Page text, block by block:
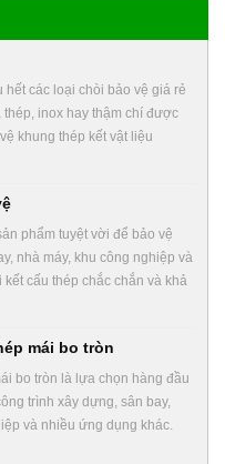
các loại chòi bảo vệ giá rẻ
inox hay thậm chí được
khung thép kết vật liệu
phẩm tuyệt vời để bảo vệ
nhà máy, khu công nghiệp và
cấu thép chắc chắn và khả
mái bo tròn
bo tròn là lựa chọn hàng đầu
trình xây dựng, sân bay,
và nhiều ứng dụng khác.